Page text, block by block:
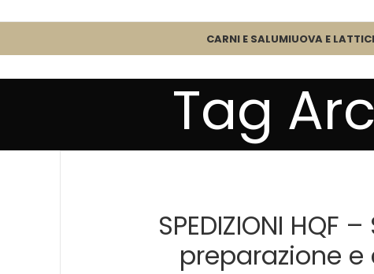
CARNI E SALUMIUOVA E
Tag
SPEDIZIONI
preparazione